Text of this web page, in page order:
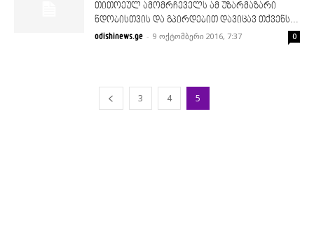
თითოეულ ამომრჩეველს ამ უზარმაზარი
ნდობისთვის და გპირდებით დავიცავ თქვენს...
odishinews.ge - 9 ოქტომბერი 2016, 7:37 0
3 4 5